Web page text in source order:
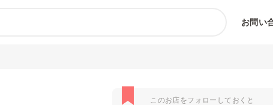
お問い
このお店をフォローしておくと